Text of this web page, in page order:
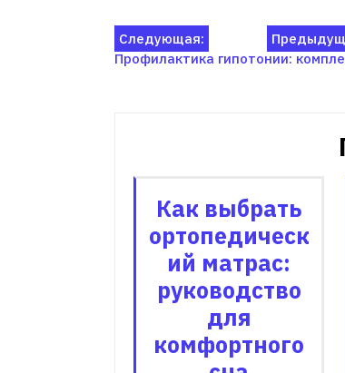
Навигация
Следующая:
Профилактика гипотонии:
Как выбрать
ортопедическ
ий матрас:
руководство
для
комфортного